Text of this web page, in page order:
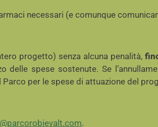
necessari (e comunque
progetto) senza alcuna penalità,
delle spese sostenute. Se
per le spese di attuazione del
.